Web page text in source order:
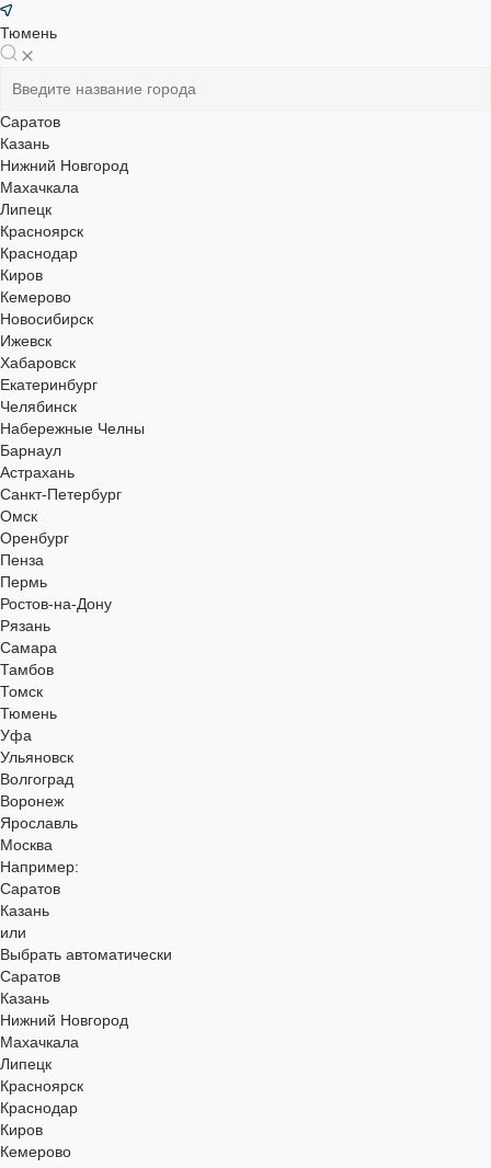
Тюмень
Саратов
Казань
Нижний Новгород
Махачкала
Липецк
Красноярск
Краснодар
Киров
Кемерово
Новосибирск
Ижевск
Хабаровск
Екатеринбург
Челябинск
Набережные Челны
Барнаул
Астрахань
Санкт-Петербург
Омск
Оренбург
Пенза
Пермь
Ростов-на-Дону
Рязань
Самара
Тамбов
Томск
Тюмень
Уфа
Ульяновск
Волгоград
Воронеж
Ярославль
Москва
Например:
Саратов
Казань
или
Выбрать автоматически
Саратов
Казань
Нижний Новгород
Махачкала
Липецк
Красноярск
Краснодар
Киров
Кемерово